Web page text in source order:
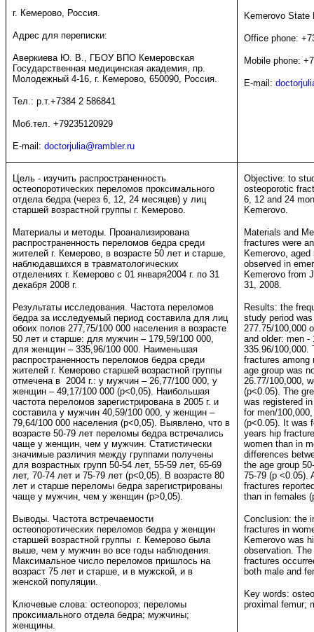
г. Кемерово, Россия.
Адрес для переписки:
Аверкиева Ю. В., ГБОУ ВПО Кемеровская
Государственная медицинская академия, пр.
Молодежный 4-16, г. Кемерово, 650090, Россия.
Тел.: р.т.+7384 2 586841
Моб.тел. +79235120929
E-mail:doctorjulia@rambler.ru
Kemerovo State
Office phone:
Mobile phone:
E-mail:
Цель - изучить распространенность
остеопоротических переломов проксимального
отдела бедра (через 6, 12, 24 месяцев) у лиц
старшей возрастной группы г. Кемерово.
Материалы и методы. Проанализирована
распространенность переломов бедра среди
жителей г. Кемерово, в возрасте 50 лет и старше,
наблюдавшихся в травматологических
отделениях г. Кемерово с 01 января2004 г. по 31
декабря 2008 г.
Результаты исследования. Частота переломов
бедра за исследуемый период составила для лиц
обоих полов 277,75/100 000 населения в возрасте
50 лет и старше: для мужчин – 179,59/100 000,
для женщин – 335,96/100 000. Наименьшая
распространенность переломов бедра среди
жителей г. Кемерово старшей возрастной группы
отмечена в 2004 г.: у мужчин – 26,77/100 000, у
женщин – 49,17/100 000 (p<0,05). Наибольшая
частота переломов зарегистрирована в 2005 г. и
составила у мужчин 40,59/100 000, у женщин –
79,64/100 000 населения (p<0,05). Выявлено, что в
возрасте 50-79 лет переломы бедра встречались
чаще у женщин, чем у мужчин. Статистически
значимые различия между группами получены
для возрастных групп 50-54 лет, 55-59 лет, 65-69
лет, 70-74 лет и 75-79 лет (р<0,05). В возрасте 80
лет и старше переломы бедра зарегистрированы
чаще у мужчин, чем у женщин (р>0,05).
Выводы. Частота встречаемости
остеопоротических переломов бедра у женщин
старшей возрастной группы г. Кемерово была
выше, чем у мужчин во все годы наблюдения.
Максимальное число переломов пришлось на
возраст 75 лет и старше, и в мужской, и в
женской популяции.
Ключевые слова: остеопороз; переломы
проксимального отдела бедра; мужчины;
женщины.
Objective: to
osteoporotic
6, 12 and 24
Kemerovo.
Materials and
fractures were
Kemerovo, aged
observed in
Kemerovo from
31, 2008.
Results: the
study period
277.75/100,000
and older: men -
335.96/100,000.
fractures among
age group was
26.77/100,000,
(p<0.05). The
was registered
for men/
(p<0.05). It was
years hip
women than in
differences
the age group
75-79 (p <0.05).
fractures
than in females
Conclusion: the
fractures in
Kemerovo was
observation.
fractures
both male and
Key words:
proximal femur;